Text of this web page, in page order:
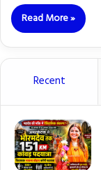
Read More »
Recent